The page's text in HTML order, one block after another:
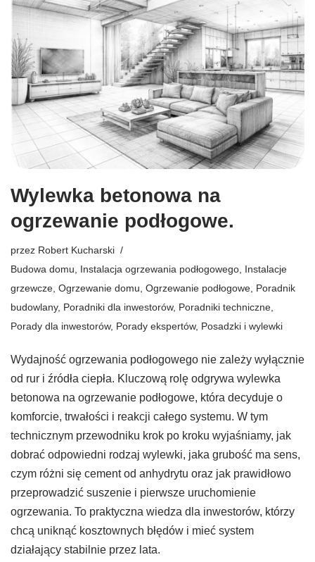
Wylewka betonowa na
ogrzewanie podłogowe.
przez Robert Kucharski
Budowa domu, Instalacja ogrzewania podłogowego, Instalacje
grzewcze, Ogrzewanie domu, Ogrzewanie podłogowe, Poradnik
budowlany, Poradniki dla inwestorów, Poradniki techniczne,
Porady dla inwestorów, Porady ekspertów, Posadzki i wylewki
Wydajność ogrzewania podłogowego nie zależy wyłącznie
od rur i źródła ciepła. Kluczową rolę odgrywa wylewka
betonowa na ogrzewanie podłogowe, która decyduje o
komforcie, trwałości i reakcji całego systemu. W tym
technicznym przewodniku krok po kroku wyjaśniamy, jak
dobrać odpowiedni rodzaj wylewki, jaka grubość ma sens,
czym różni się cement od anhydrytu oraz jak prawidłowo
przeprowadzić suszenie i pierwsze uruchomienie
ogrzewania. To praktyczna wiedza dla inwestorów, którzy
chcą uniknąć kosztownych błędów i mieć system
działający stabilnie przez lata.